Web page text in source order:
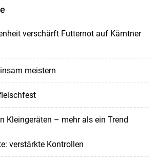
verschärft Futternot auf Kärntner
meistern
Kleingeräten – mehr als ein Trend
verstärkte Kontrollen